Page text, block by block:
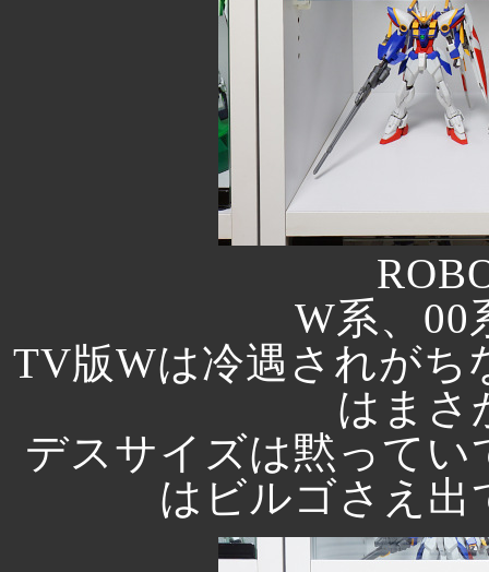
W系、00
TV版Wは冷遇されがち
はまさ
デスサイズは黙って
はビルゴさえ出